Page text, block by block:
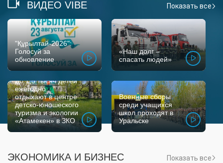
ВИДЕО VIBE Показать все
"Құрылтай-2026":
Голосуй за
обновление
«Наш долг –
спасать людей»
До 1,5 тысяч детей
ежегодно
отдыхают в центре
детско-юношеского
туризма и экологии
«Атамекен» в ЗКО
Военные сборы
среди учащихся
школ проходят в
Уральске
ЭКОНОМИКА И БИЗНЕС Показать все